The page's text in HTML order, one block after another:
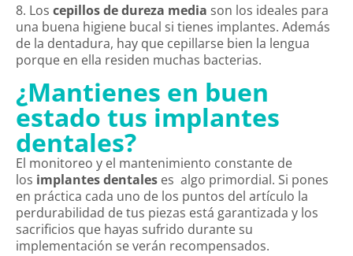
8. Los cepillos de dureza media son los ideales para
una buena higiene bucal si tienes implantes. Además
de la dentadura, hay que cepillarse bien la lengua
porque en ella residen muchas bacterias.
¿Mantienes en buen
estado tus implantes
dentales?
El monitoreo y el mantenimiento constante de
los implantes dentales es algo primordial. Si pones
en práctica cada uno de los puntos del artículo la
perdurabilidad de tus piezas está garantizada y los
sacrificios que hayas sufrido durante su
implementación se verán recompensados.